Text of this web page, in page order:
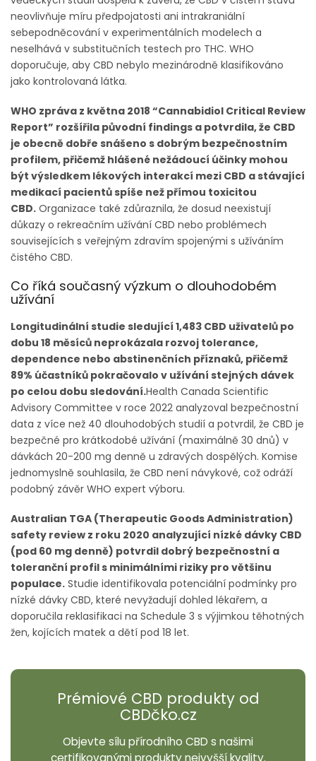
neovlivňuje míru předpojatosti ani intrakraniální
sebepodněcování v experimentálních modelech a
neselhává v substitučních testech pro THC. WHO
doporučuje, aby CBD nebylo mezinárodně klasifikováno
jako kontrolovaná látka.
WHO zpráva z května 2018 “Cannabidiol Critical Review
Report” rozšířila původní findings a potvrdila, že CBD
je obecně dobře snášeno s dobrým bezpečnostním
profilem, přičemž hlášené nežádoucí účinky mohou
být výsledkem lékových interakcí mezi CBD a stávající
medikací pacientů spíše než přímou toxicitou
CBD. Organizace také zdůraznila, že dosud neexistují
důkazy o rekreačním užívání CBD nebo problémech
souvisejících s veřejným zdravím spojenými s užíváním
čistého CBD.
Co říká současný výzkum o dlouhodobém
užívání
Longitudinální studie sledující 1,483 CBD uživatelů po
dobu 18 měsíců neprokázala rozvoj tolerance,
dependence nebo abstinenčních příznaků, přičemž
89% účastníků pokračovalo v užívání stejných dávek
po celou dobu sledování.Health Canada Scientific
Advisory Committee v roce 2022 analyzoval bezpečnostní
data z více než 40 dlouhodobých studií a potvrdil, že CBD je
bezpečné pro krátkodobé užívání (maximálně 30 dnů) v
dávkách 20-200 mg denně u zdravých dospělých. Komise
jednomyslně souhlasila, že CBD není návykové, což odráží
podobný závěr WHO expert výboru.
Australian TGA (Therapeutic Goods Administration)
safety review z roku 2020 analyzující nízké dávky CBD
(pod 60 mg denně) potvrdil dobrý bezpečnostní a
toleranční profil s minimálními riziky pro většinu
populace. Studie identifikovala potenciální podmínky pro
nízké dávky CBD, které nevyžadují dohled lékařem, a
doporučila reklasifikaci na Schedule 3 s výjimkou těhotných
žen, kojících matek a dětí pod 18 let.
Prémiové CBD produkty od
CBDčko.cz
Objevte sílu přírodního CBD s našimi
certifikovanými produkty nejvyšší kvality.